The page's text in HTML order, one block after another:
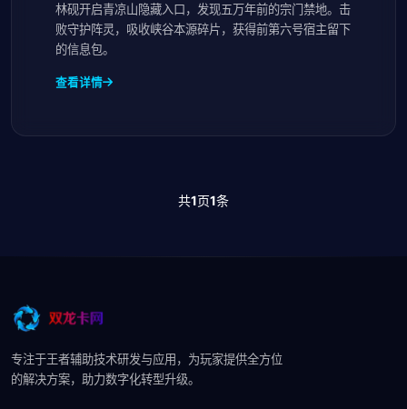
林砚开启青凉山隐藏入口，发现五万年前的宗门禁地。击
败守护阵灵，吸收峡谷本源碎片，获得前第六号宿主留下
的信息包。
查看详情
共1页1条
专注于王者辅助技术研发与应用，为玩家提供全方位
的解决方案，助力数字化转型升级。